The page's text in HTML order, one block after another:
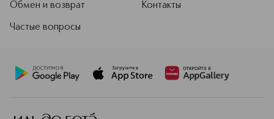
Обмен и возврат
Частые вопросы
Контакты